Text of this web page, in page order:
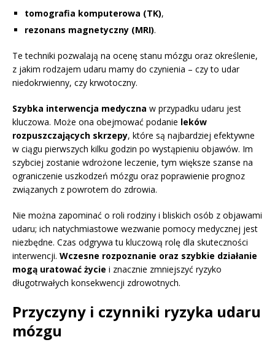
tomografia komputerowa (TK),
rezonans magnetyczny (MRI).
Te techniki pozwalają na ocenę stanu mózgu oraz określenie,
z jakim rodzajem udaru mamy do czynienia – czy to udar
niedokrwienny, czy krwotoczny.
Szybka interwencja medyczna w przypadku udaru jest
kluczowa. Może ona obejmować podanie leków
rozpuszczających skrzepy, które są najbardziej efektywne
w ciągu pierwszych kilku godzin po wystąpieniu objawów. Im
szybciej zostanie wdrożone leczenie, tym większe szanse na
ograniczenie uszkodzeń mózgu oraz poprawienie prognoz
związanych z powrotem do zdrowia.
Nie można zapominać o roli rodziny i bliskich osób z objawami
udaru; ich natychmiastowe wezwanie pomocy medycznej jest
niezbędne. Czas odgrywa tu kluczową rolę dla skuteczności
interwencji. Wczesne rozpoznanie oraz szybkie działanie
mogą uratować życie i znacznie zmniejszyć ryzyko
długotrwałych konsekwencji zdrowotnych.
Przyczyny i czynniki ryzyka udaru
mózgu